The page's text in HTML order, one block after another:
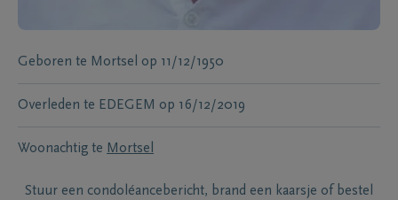
Geboren te Mortsel op 11/12/1950
Overleden te EDEGEM op 16/12/2019
Woonachtig te Mortsel
Stuur een condoléancebericht, brand een kaarsje of bestel